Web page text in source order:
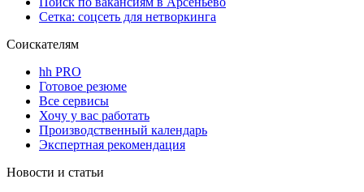
Сетка: соцсеть для нетворкинга
Соискателям
hh PRO
Готовое резюме
Все сервисы
Хочу у вас работать
Производственный календарь
Экспертная рекомендация
Новости и статьи